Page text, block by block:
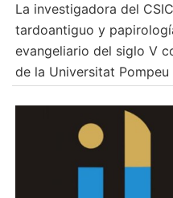
La investigadora del
tardoantiguo y
evangeliario del siglo V
de la Universitat Pompeu